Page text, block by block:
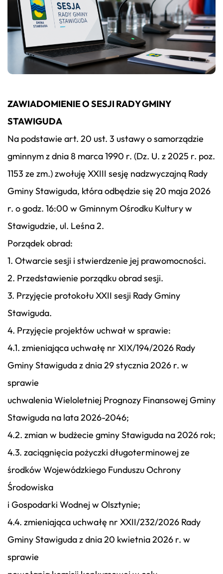
ZAWIADOMIENIE O SESJI RADY GMINY
STAWIGUDA
Na podstawie art. 20 ust. 3 ustawy o samorządzie
gminnym z dnia 8 marca 1990 r. (Dz. U. z 2025 r. poz.
1153 ze zm.) zwołuję XXIII sesję nadzwyczajną Rady
Gminy Stawiguda, która odbędzie się 20 maja 2026
r. o godz. 16:00 w Gminnym Ośrodku Kultury w
Stawigudzie, ul. Leśna 2.
Porządek obrad:
1. Otwarcie sesji i stwierdzenie jej prawomocności.
2. Przedstawienie porządku obrad sesji.
3. Przyjęcie protokołu XXII sesji Rady Gminy
Stawiguda.
4. Przyjęcie projektów uchwał w sprawie:
4.1. zmieniająca uchwałę nr XIX/194/2026 Rady
Gminy Stawiguda z dnia 29 stycznia 2026 r. w
sprawie
uchwalenia Wieloletniej Prognozy Finansowej Gminy
Stawiguda na lata 2026-2046;
4.2. zmian w budżecie gminy Stawiguda na 2026 rok;
4.3. zaciągnięcia pożyczki długoterminowej ze
środków Wojewódzkiego Funduszu Ochrony
Środowiska
i Gospodarki Wodnej w Olsztynie;
4.4. zmieniająca uchwałę nr XXII/232/2026 Rady
Gminy Stawiguda z dnia 20 kwietnia 2026 r. w
sprawie